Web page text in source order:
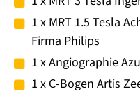
1 x MRT 1.5 Tesla
Firma Philips
1 x Angiographie
1 x C-Bogen Artis